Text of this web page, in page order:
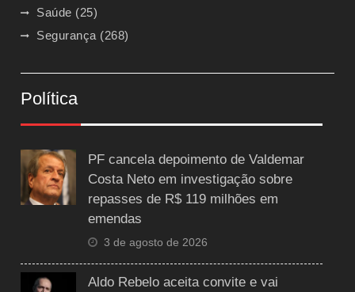
Saúde (25)
Segurança (268)
Política
PF cancela depoimento de Valdemar
Costa Neto em investigação sobre
repasses de R$ 119 milhões em
emendas
3 de agosto de 2026
Aldo Rebelo aceita convite e vai